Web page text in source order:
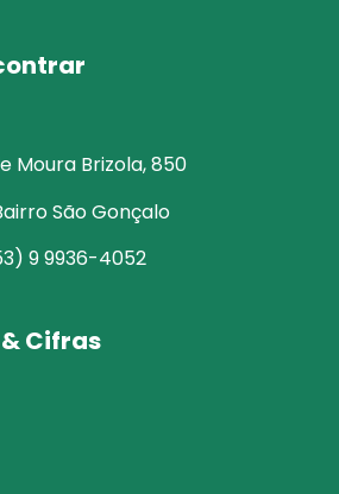
Moura Brizola, 850
São Gonçalo
9 9936-4052
Cifras